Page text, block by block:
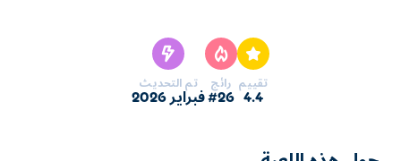
سارقي البنوك، وأوصلهم بأمان، واحصل على أموال طائلة. ولكن
احذر - فالشرطة تلاحقك عن كثب! انطلق بسرعة عبر الشوارع،
وتفادى حواجز الطرق، وقم بالترقية إلى سيارات جديدة أنيقة. هل
كيفية لعب Blacktop: Police Chase؟
تقييم
4.4
رائج
#26
تم التحديث
فبراير 2026